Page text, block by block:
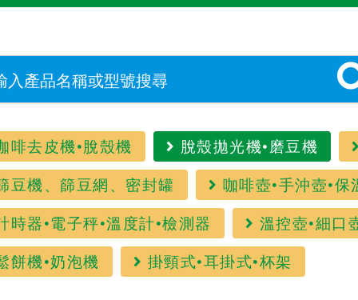
啡去皮機•脫殼機
脫殼拋光機•磨豆機
豆機、篩豆網、密封罐
咖啡壺•手沖壺•保
時器•電子秤•溫度計•檢測器
溫控壺•細口
餅機•奶泡機
掛頸式•耳掛式•杯架